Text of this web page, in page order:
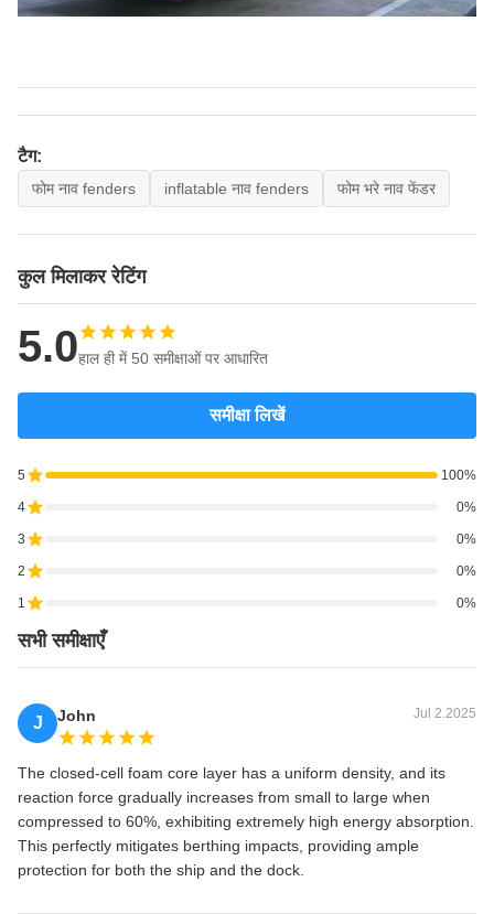
टैग:
फोम नाव fenders inflatable नाव fenders फोम भरे नाव फेंडर
कुल मिलाकर रेटिंग
5.0हाल ही में 50 समीक्षाओं पर आधारित
समीक्षा लिखें
5 100%
4 0%
3 0%
2 0%
1 0%
सभी समीक्षाएँ
J John Jul 2.2025
The closed-cell foam core layer has a uniform density, and its
reaction force gradually increases from small to large when
compressed to 60%, exhibiting extremely high energy absorption.
This perfectly mitigates berthing impacts, providing ample
protection for both the ship and the dock.